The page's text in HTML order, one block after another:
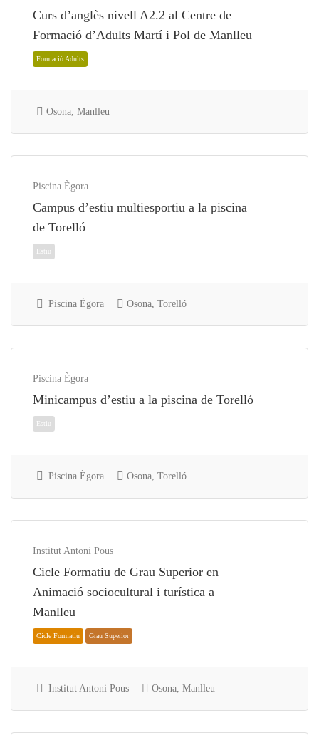
Curs d’anglès nivell A2.2 al Centre de
Formació d’Adults Martí i Pol de Manlleu
Osona, Manlleu
Piscina Ègora
Campus d’estiu multiesportiu a la piscina
de Torelló
Piscina Ègora Osona, Torelló
Piscina Ègora
Minicampus d’estiu a la piscina de Torelló
Piscina Ègora Osona, Torelló
Institut Antoni Pous
Cicle Formatiu de Grau Superior en
Animació sociocultural i turística a
Manlleu
Institut Antoni Pous Osona, Manlleu